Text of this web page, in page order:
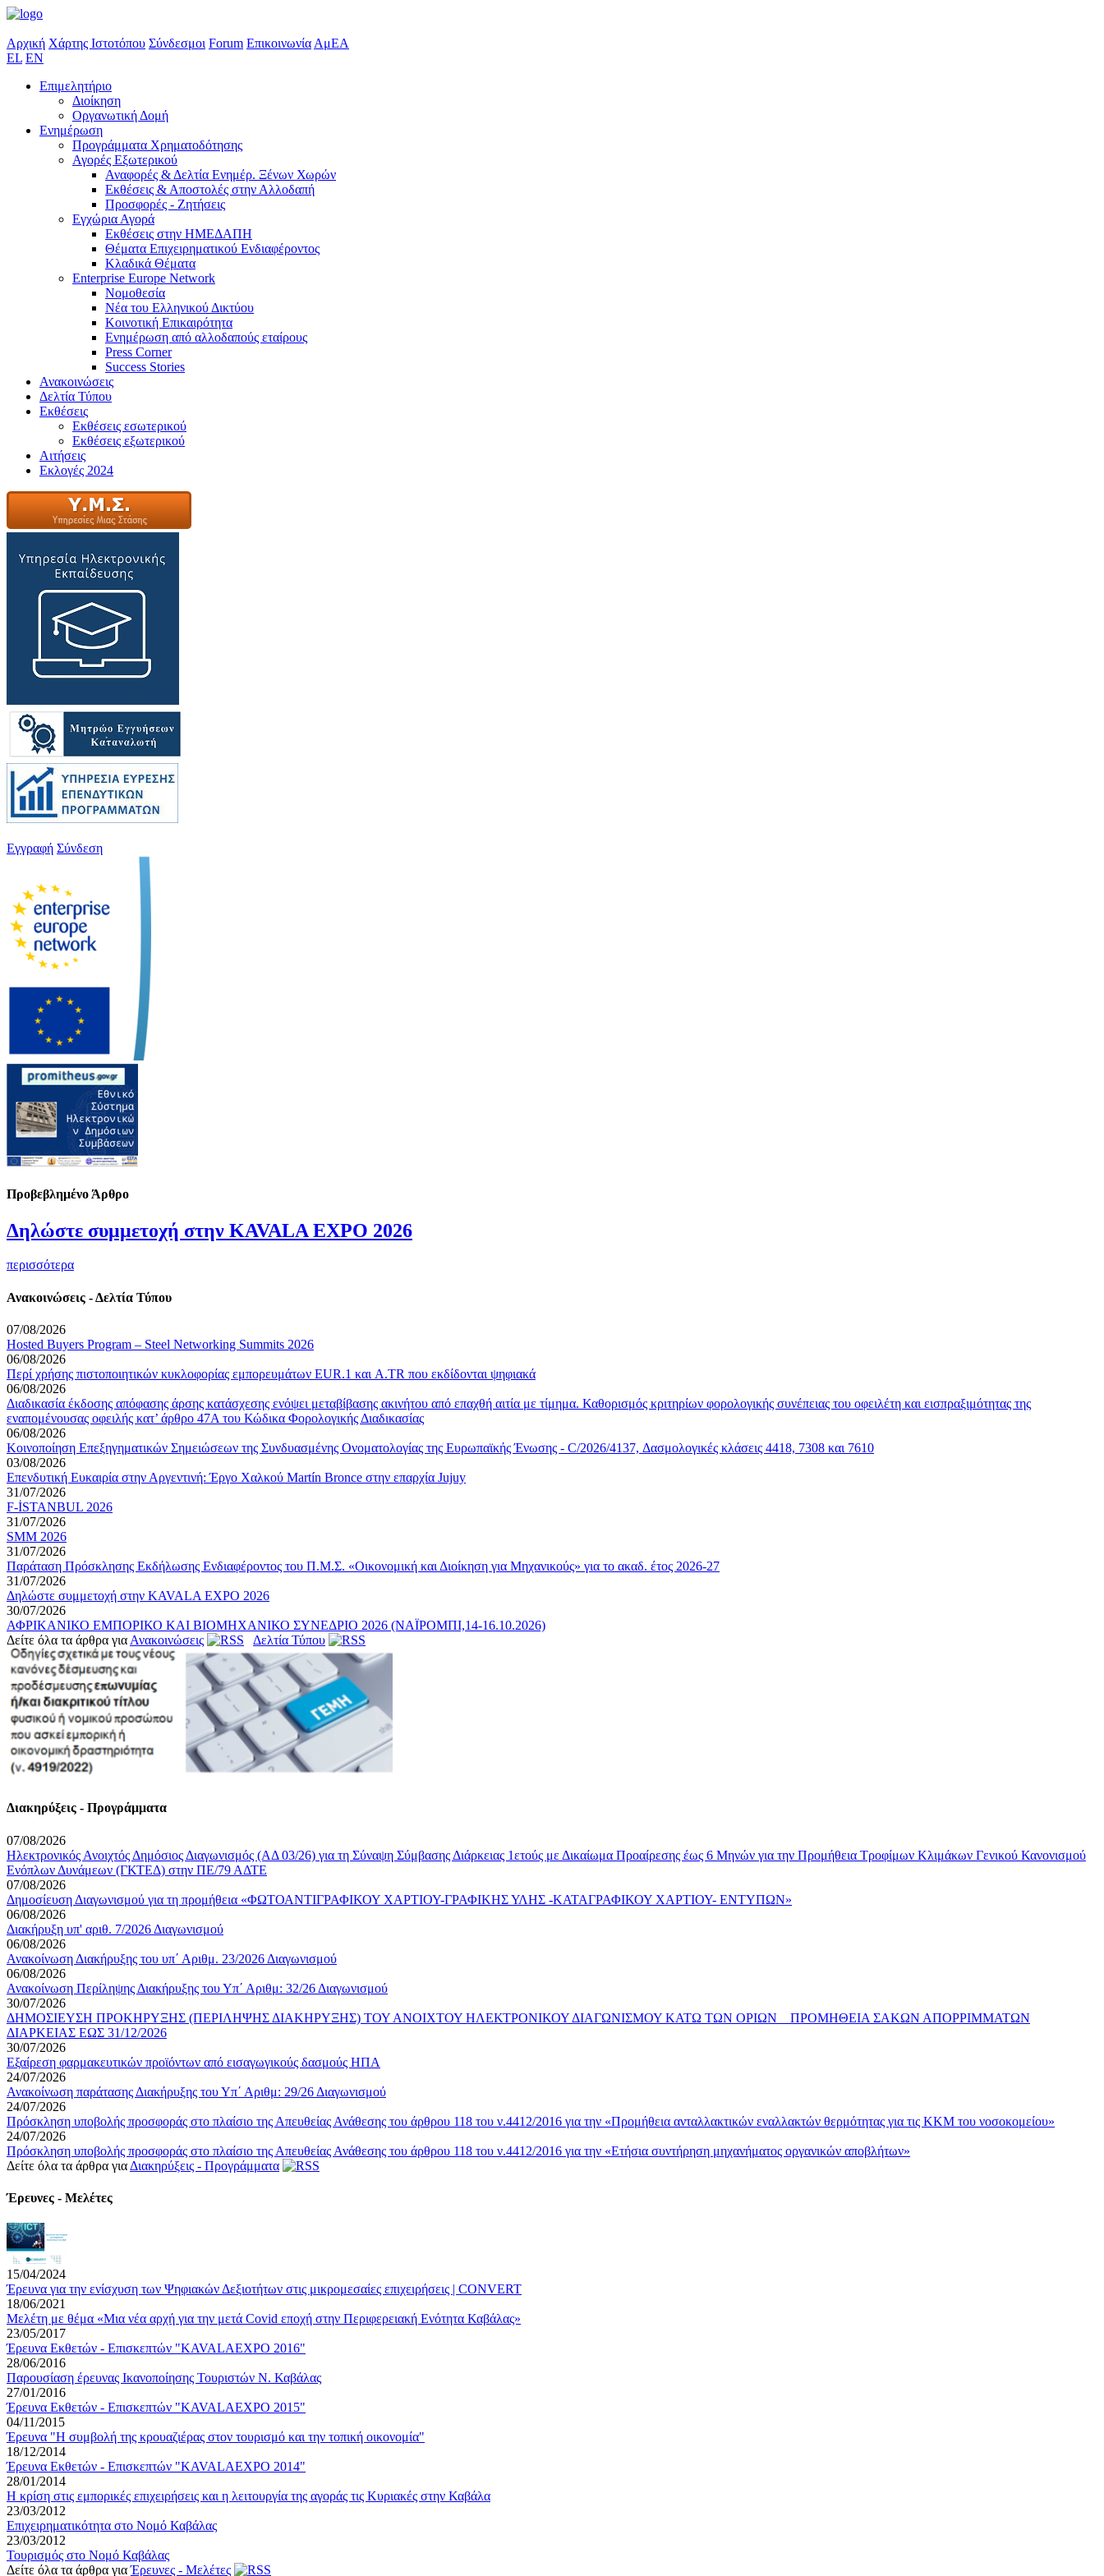
Αρχική Χάρτης Ιστοτόπου Σύνδεσμοι Forum Επικοινωνία ΑμΕΑ
EL EN
Επιμελητήριο
Διοίκηση
Οργανωτική Δομή
Ενημέρωση
Προγράμματα Χρηματοδότησης
Αγορές Εξωτερικού
Αναφορές & Δελτία Ενημέρ. Ξένων Χωρών
Εκθέσεις & Αποστολές στην Αλλοδαπή
Προσφορές - Ζητήσεις
Εγχώρια Αγορά
Εκθέσεις στην ΗΜΕΔΑΠΗ
Θέματα Επιχειρηματικού Ενδιαφέροντος
Κλαδικά Θέματα
Enterprise Europe Network
Νομοθεσία
Νέα του Ελληνικού Δικτύου
Κοινοτική Επικαιρότητα
Ενημέρωση από αλλοδαπούς εταίρους
Press Corner
Success Stories
Ανακοινώσεις
Δελτία Τύπου
Εκθέσεις
Εκθέσεις εσωτερικού
Εκθέσεις εξωτερικού
Αιτήσεις
Εκλογές 2024
Εγγραφή Σύνδεση
Προβεβλημένο Άρθρο
Δηλώστε συμμετοχή στην KAVALA EXPO 2026
περισσότερα
Ανακοινώσεις - Δελτία Τύπου
07/08/2026
Hosted Buyers Program – Steel Networking Summits 2026
06/08/2026
Περί χρήσης πιστοποιητικών κυκλοφορίας εμπορευμάτων EUR.1 και A.TR που εκδίδονται ψηφιακά
06/08/2026
Διαδικασία έκδοσης απόφασης άρσης κατάσχεσης ενόψει μεταβίβασης ακινήτου από επαχθή αιτία με τίμημα. Καθορισμός κριτηρίων φορολογικής συνέπειας του οφειλέτη και εισπραξιμότητας της
εναπομένουσας οφειλής κατ’ άρθρο 47Α του Κώδικα Φορολογικής Διαδικασίας
06/08/2026
Κοινοποίηση Επεξηγηματικών Σημειώσεων της Συνδυασμένης Ονοματολογίας της Ευρωπαϊκής Ένωσης - C/2026/4137, Δασμολογικές κλάσεις 4418, 7308 και 7610
03/08/2026
Επενδυτική Ευκαιρία στην Αργεντινή: Έργο Χαλκού Martín Bronce στην επαρχία Jujuy
31/07/2026
F-İSTANBUL 2026
31/07/2026
SMM 2026
31/07/2026
Παράταση Πρόσκλησης Εκδήλωσης Ενδιαφέροντος του Π.Μ.Σ. «Οικονομική και Διοίκηση για Μηχανικούς» για το ακαδ. έτος 2026-27
31/07/2026
Δηλώστε συμμετοχή στην KAVALA EXPO 2026
30/07/2026
ΑΦΡΙΚΑΝΙΚΟ ΕΜΠΟΡΙΚΟ ΚΑΙ ΒΙΟΜΗΧΑΝΙΚΟ ΣΥΝΕΔΡΙΟ 2026 (ΝΑΪΡΟΜΠΙ,14-16.10.2026)
Δείτε όλα τα άρθρα για Ανακοινώσεις Δελτία Τύπου
Διακηρύξεις - Προγράμματα
07/08/2026
Ηλεκτρονικός Ανοιχτός Δημόσιος Διαγωνισμός (ΑΔ 03/26) για τη Σύναψη Σύμβασης Διάρκειας 1ετούς με Δικαίωμα Προαίρεσης έως 6 Μηνών για την Προμήθεια Τροφίμων Κλιμάκων Γενικού Κανονισμού
Ενόπλων Δυνάμεων (ΓΚΤΕΔ) στην ΠΕ/79 ΑΔΤΕ
07/08/2026
Δημοσίευση Διαγωνισμού για τη προμήθεια «ΦΩΤΟΑΝΤΙΓΡΑΦΙΚΟΥ ΧΑΡΤΙΟΥ-ΓΡΑΦΙΚΗΣ ΥΛΗΣ -ΚΑΤΑΓΡΑΦΙΚΟΥ ΧΑΡΤΙΟΥ- ΕΝΤΥΠΩΝ»
06/08/2026
Διακήρυξη υπ' αριθ. 7/2026 Διαγωνισμού
06/08/2026
Ανακοίνωση Διακήρυξης του υπ΄ Αριθμ. 23/2026 Διαγωνισμού
06/08/2026
Ανακοίνωση Περίληψης Διακήρυξης του Υπ΄ Αριθμ: 32/26 Διαγωνισμού
30/07/2026
ΔΗΜΟΣΙΕΥΣΗ ΠΡΟΚΗΡΥΞΗΣ (ΠΕΡΙΛΗΨΗΣ ΔΙΑΚΗΡΥΞΗΣ) ΤΟΥ ΑΝΟΙΧΤΟΥ ΗΛΕΚΤΡΟΝΙΚΟΥ ΔΙΑΓΩΝΙΣΜΟΥ ΚΑΤΩ ΤΩΝ ΟΡΙΩΝ _ ΠΡΟΜΗΘΕΙΑ ΣΑΚΩΝ ΑΠΟΡΡΙΜΜΑΤΩΝ
ΔΙΑΡΚΕΙΑΣ ΕΩΣ 31/12/2026
30/07/2026
Εξαίρεση φαρμακευτικών προϊόντων από εισαγωγικούς δασμούς ΗΠΑ
24/07/2026
Ανακοίνωση παράτασης Διακήρυξης του Υπ΄ Αριθμ: 29/26 Διαγωνισμού
24/07/2026
Πρόσκληση υποβολής προσφοράς στο πλαίσιο της Απευθείας Ανάθεσης του άρθρου 118 του ν.4412/2016 για την «Προμήθεια ανταλλακτικών εναλλακτών θερμότητας για τις ΚΚΜ του νοσοκομείου»
24/07/2026
Πρόσκληση υποβολής προσφοράς στο πλαίσιο της Απευθείας Ανάθεσης του άρθρου 118 του ν.4412/2016 για την «Eτήσια συντήρηση μηχανήματος οργανικών αποβλήτων»
Δείτε όλα τα άρθρα για Διακηρύξεις - Προγράμματα
Έρευνες - Μελέτες
15/04/2024
Έρευνα για την ενίσχυση των Ψηφιακών Δεξιοτήτων στις μικρομεσαίες επιχειρήσεις | CONVERT
18/06/2021
Μελέτη με θέμα «Μια νέα αρχή για την μετά Covid εποχή στην Περιφερειακή Ενότητα Καβάλας»
23/05/2017
Έρευνα Εκθετών - Επισκεπτών "KAVALAEXPO 2016"
28/06/2016
Παρουσίαση έρευνας Ικανοποίησης Τουριστών Ν. Καβάλας
27/01/2016
Έρευνα Εκθετών - Επισκεπτών "KAVALAEXPO 2015"
04/11/2015
Έρευνα "Η συμβολή της κρουαζιέρας στον τουρισμό και την τοπική οικονομία"
18/12/2014
Έρευνα Εκθετών - Επισκεπτών "KAVALAEXPO 2014"
28/01/2014
Η κρίση στις εμπορικές επιχειρήσεις και η λειτουργία της αγοράς τις Κυριακές στην Καβάλα
23/03/2012
Επιχειρηματικότητα στο Νομό Καβάλας
23/03/2012
Τουρισμός στο Νομό Καβάλας
Δείτε όλα τα άρθρα για Έρευνες - Μελέτες